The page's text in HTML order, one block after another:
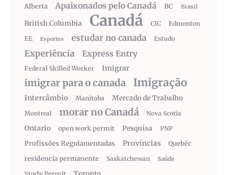
Alberta Apaixonados pelo Canadá BC Brasil
British Columbia Canadá CIC
Edmonton
EE
Esportes estudar no canada Estudo
Experiência Express Entry
Federal Skilled Worker Imigrar
imigrar para o canada Imigração
Intercâmbio Manitoba Mercado de Trabalho
Montreal morar no Canadá Nova Scotia
Ontario open work permit Pesquisa PNP
Profissões Regulamentadas Províncias
Quebéc
residencia permanente
Saskatchewan Saúde